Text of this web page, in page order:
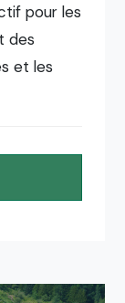
pour les
des
et les